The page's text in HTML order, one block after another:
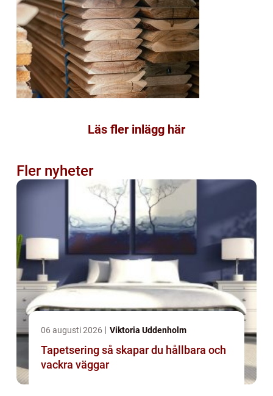
Läs fler inlägg här
Fler nyheter
06 augusti 2026 Viktoria Uddenholm
Tapetsering så skapar du hållbara och
vackra väggar